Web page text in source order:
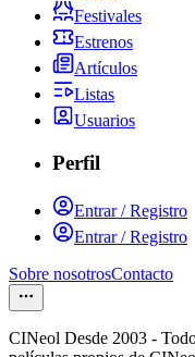
Festivales
Estrenos
Artículos
Listas
Usuarios
Perfil
Entrar / Registro
Entrar / Registro
Sobre nosotrosContacto
CINeol Desde 2003 -